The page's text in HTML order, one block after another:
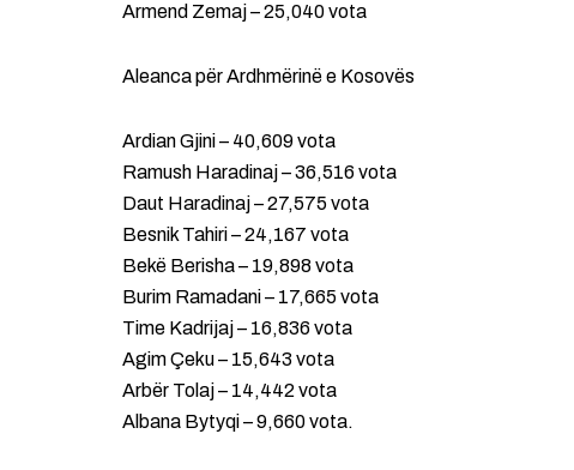
Armend Zemaj – 25,040 vota
Aleanca për Ardhmërinë e Kosovës
Ardian Gjini – 40,609 vota
Ramush Haradinaj – 36,516 vota
Daut Haradinaj – 27,575 vota
Besnik Tahiri – 24,167 vota
Bekë Berisha – 19,898 vota
Burim Ramadani – 17,665 vota
Time Kadrijaj – 16,836 vota
Agim Çeku – 15,643 vota
Arbër Tolaj – 14,442 vota
Albana Bytyqi – 9,660 vota.